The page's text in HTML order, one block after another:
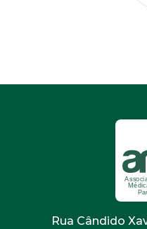
Rua Cândido